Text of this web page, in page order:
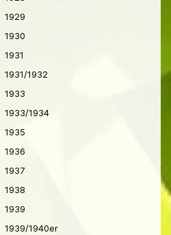
1929
1930
1931
1931/1932
1933
1933/1934
1935
1936
1937
1938
1939
1939/1940er